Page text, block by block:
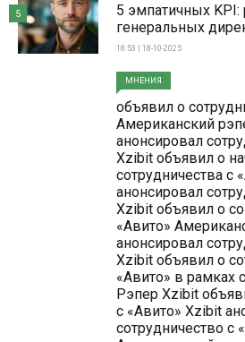
5 эмпатичных KPI:
генеральных
18:53 | 18-10-2025
5
МНЕНИЯ
объявил о
Американский
анонсировал
Xzibit объявил о
сотрудничества с
анонсировал
Xzibit объявил о
«Авито»
анонсировал
Xzibit объявил о
«Авито» в рамках
Рэпер Xzibit
с «Авито» Xzibit
сотрудничество с